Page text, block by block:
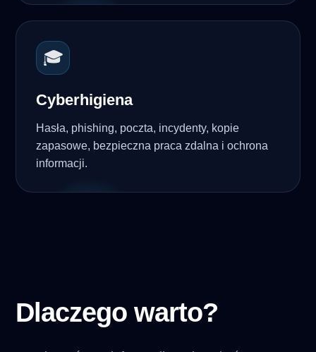
🎓
Cyberhigiena
Hasła, phishing, poczta, incydenty, kopie
zapasowe, bezpieczna praca zdalna i ochrona
informacji.
Dlaczego warto?